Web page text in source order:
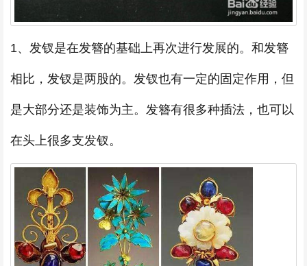
1、发钗是在发簪的基础上再次进行发展的。和发簪
相比，发钗是两股的。发钗也有一定的固定作用，但
是大部分还是装饰为主。发簪有很多种插法，也可以
在头上很多支发钗。